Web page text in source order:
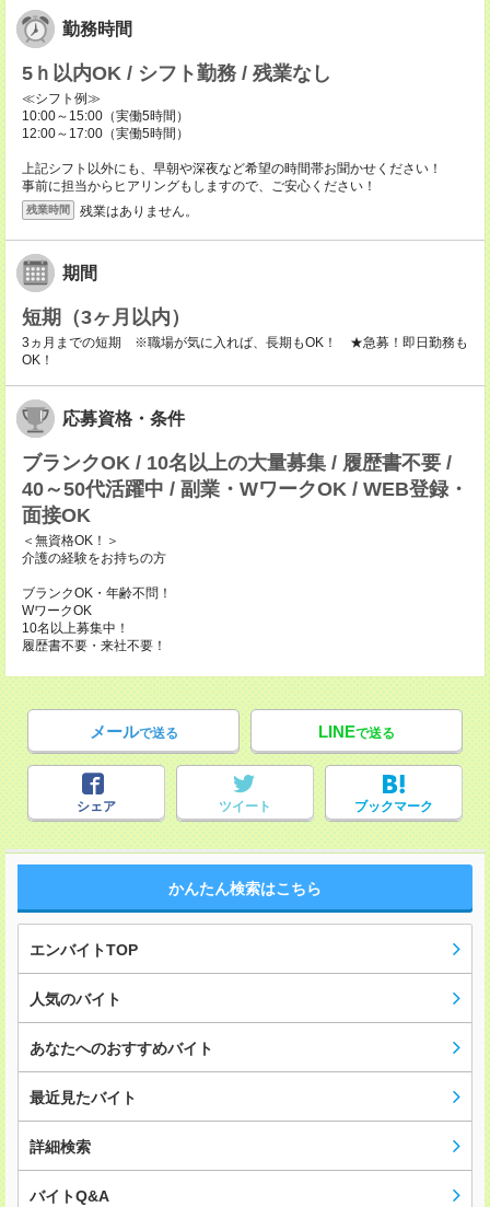
勤務時間
5ｈ以内OK / シフト勤務 / 残業なし
≪シフト例≫
10:00～15:00（実働5時間）
12:00～17:00（実働5時間）
上記シフト以外にも、早朝や深夜など希望の時間帯お聞かせください！
事前に担当からヒアリングもしますので、ご安心ください！
残業時間 残業はありません。
期間
短期（3ヶ月以内）
3ヵ月までの短期 ※職場が気に入れば、長期もOK！ ★急募！即日勤務も
OK！
応募資格・条件
ブランクOK / 10名以上の大量募集 / 履歴書不要 /
40～50代活躍中 / 副業・WワークOK / WEB登録・
面接OK
＜無資格OK！＞
介護の経験をお持ちの方
ブランクOK・年齢不問！
WワークOK
10名以上募集中！
履歴書不要・来社不要！
メールで送る LINEで送る
シェア ツイート ブックマーク
かんたん検索はこちら
エンバイトTOP
人気のバイト
あなたへのおすすめバイト
最近見たバイト
詳細検索
バイトQ&A